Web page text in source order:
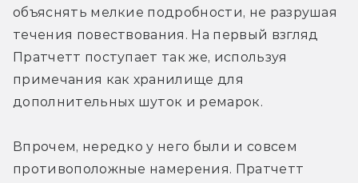
объяснять мелкие подробности, не разрушая
течения повествования. На первый взгляд
Пратчетт поступает так же, используя
примечания как хранилище для
дополнительных шуток и ремарок.
Впрочем, нередко у него были и совсем
противоположные намерения. Пратчетт